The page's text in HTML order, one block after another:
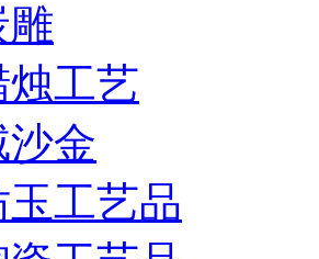
雕
烛工艺
沙金
玉工艺品